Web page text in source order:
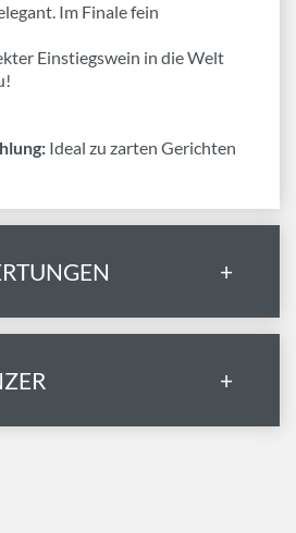
Im Finale fein
Einstiegswein in die Welt
Ideal zu zarten Gerichten
+
+